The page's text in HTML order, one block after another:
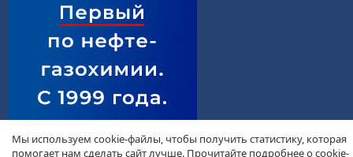
Мы используем cookie-файлы, чтобы получить статистику, которая
помогает нам сделать сайт лучше. Прочитайте подробнее о cookie-